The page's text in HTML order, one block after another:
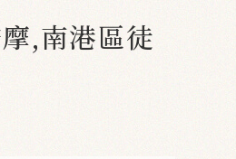
,南港區徒